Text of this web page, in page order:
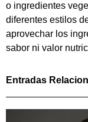
o ingredientes
diferentes estilos
aprovechar los
sabor ni valor
Entradas